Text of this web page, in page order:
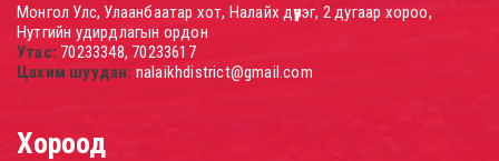
Монгол Улс, Улаанбаатар хот, Налайх дүүрэг, 2 дугаар хороо,
Нутгийн удирдлагын ордон
Утас: 70233348, 70233617
Цахим шуудан: nalaikhdistrict@gmail.com
Хороод